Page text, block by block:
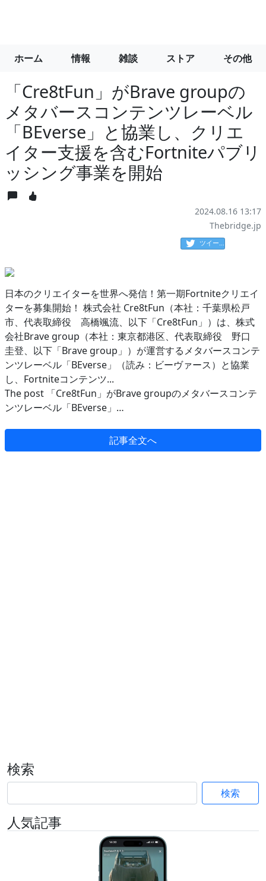
ホーム 情報 雑談 ストア その他
「Cre8tFun」がBrave groupの
メタバースコンテンツレーベル
「BEverse」と協業し、クリエ
イター支援を含むFortniteパブリ
ッシング事業を開始
2024.08.16 13:17
Thebridge.jp
ツイート
日本のクリエイターを世界へ発信！第一期Fortniteクリエイ
ターを募集開始！ 株式会社 Cre8tFun（本社：千葉県松戸
市、代表取締役 高橋颯流、以下「Cre8tFun」）は、株式
会社Brave group（本社：東京都港区、代表取締役 野口
圭登、以下「Brave group」）が運営するメタバースコンテ
ンツレーベル「BEverse」（読み：ビーヴァース）と協業
し、Fortniteコンテンツ...
The post 「Cre8tFun」がBrave groupのメタバースコンテ
ンツレーベル「BEverse」…
記事全文へ
検索
検索
人気記事